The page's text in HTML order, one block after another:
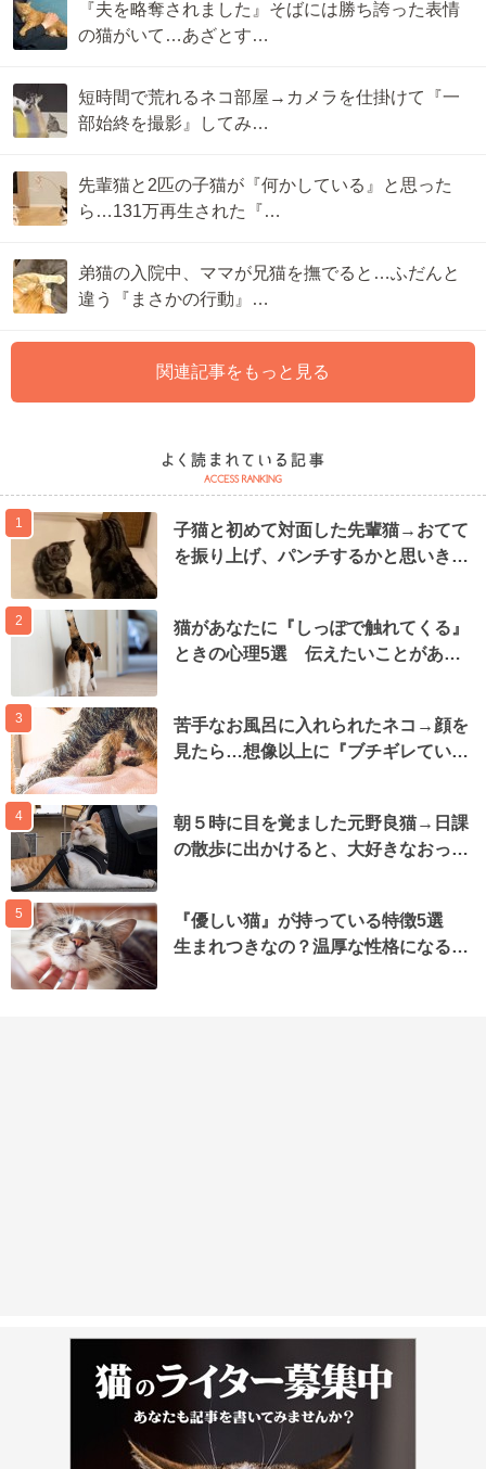
『夫を略奪されました』そばには勝ち誇った表情
の猫がいて…あざとす…
短時間で荒れるネコ部屋→カメラを仕掛けて『一
部始終を撮影』してみ…
先輩猫と2匹の子猫が『何かしている』と思った
ら…131万再生された『…
弟猫の入院中、ママが兄猫を撫でると…ふだんと
違う『まさかの行動』…
関連記事をもっと見る
1
子猫と初めて対面した先輩猫→おてて
を振り上げ、パンチするかと思いき…
2
猫があなたに『しっぽで触れてくる』
ときの心理5選 伝えたいことがあ…
3
苦手なお風呂に入れられたネコ→顔を
見たら…想像以上に『ブチギレてい…
4
朝５時に目を覚ました元野良猫→日課
の散歩に出かけると、大好きなおっ…
5
『優しい猫』が持っている特徴5選
生まれつきなの？温厚な性格になる…